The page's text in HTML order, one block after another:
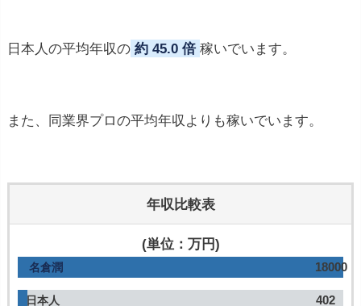
日本人の平均年収の 約 45.0 倍 稼いでいます。
また、同業界プロの平均年収よりも稼いでいます。
年収比較表
(単位：万円)
名倉潤 18000
日本人 402